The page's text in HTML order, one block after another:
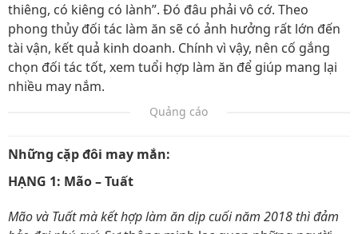
thiêng, có kiêng có lành”. Đó đâu phải vô cớ. Theo
phong thủy đối tác làm ăn sẽ có ảnh hưởng rất lớn đến
tài vận, kết quả kinh doanh. Chính vì vậy, nên cố gắng
chọn đối tác tốt, xem tuổi hợp làm ăn để giúp mang lại
nhiều may nắm.
Quảng cáo
Những cặp đôi may mắn:
HẠNG 1: Mão – Tuất
Mão và Tuất mà kết hợp làm ăn dịp cuối năm 2018 thì đảm